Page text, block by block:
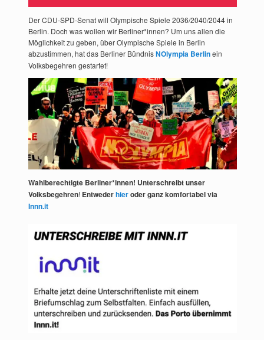
Der CDU-SPD-Senat will Olympische Spiele 2036/2040/2044 in
Berlin. Doch was wollen wir Berliner*innen? Um uns allen die
Möglichkeit zu geben, über Olympische Spiele in Berlin
abzustimmen, hat das Berliner BündnisNOlympia Berlinein
Volksbegehren gestartet!
Wahlberechtigte Berliner*innen! Unterschreibt unser
Volksbegehren! Entwederhieroder ganz komfortabel via
Innn.it